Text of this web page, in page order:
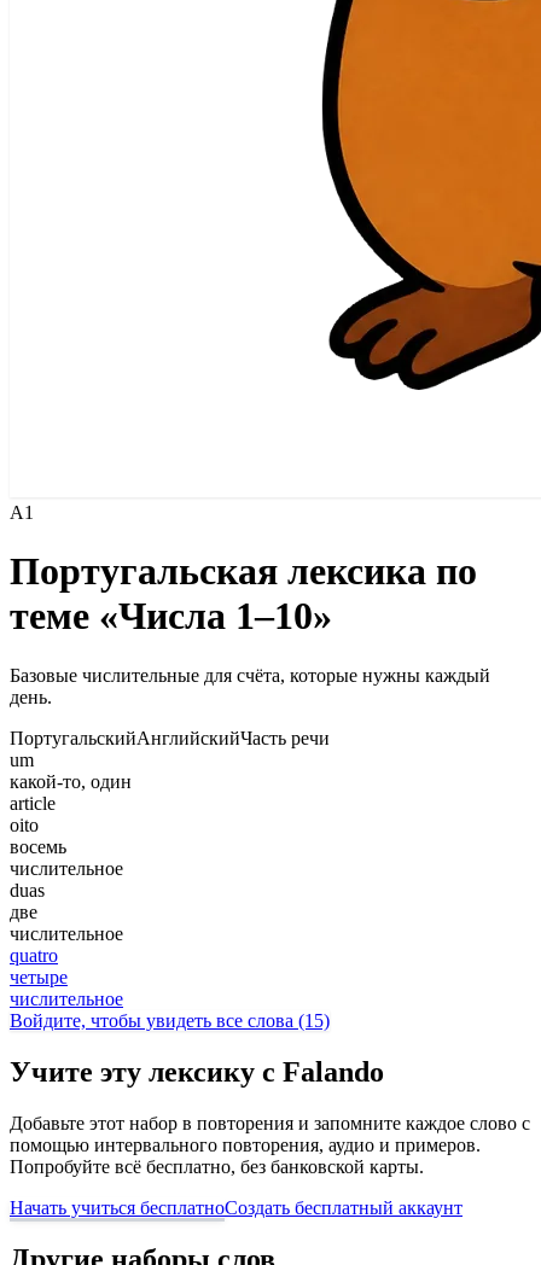
A1
Португальская лексика по
теме «Числа 1–10»
Базовые числительные для счёта, которые нужны каждый
день.
ПортугальскийАнглийскийЧасть речи
um
какой-то, один
article
oito
восемь
числительное
duas
две
числительное
quatro
четыре
числительное
Войдите, чтобы увидеть все слова (15)
Учите эту лексику с Falando
Добавьте этот набор в повторения и запомните каждое слово с
помощью интервального повторения, аудио и примеров.
Попробуйте всё бесплатно, без банковской карты.
Начать учиться бесплатноСоздать бесплатный аккаунт
Другие наборы слов